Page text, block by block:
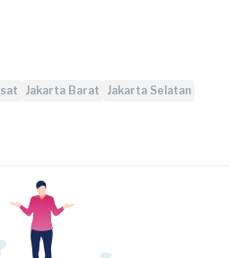
Jakarta Barat
Jakarta Selatan